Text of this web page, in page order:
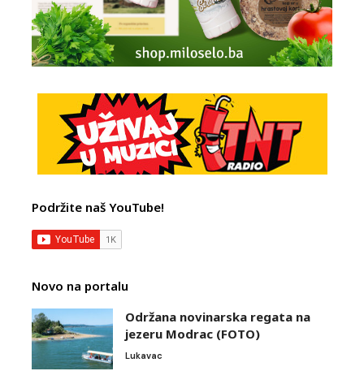
Podržite naš YouTube!
Novo na portalu
Održana novinarska regata na
jezeru Modrac (FOTO)
Lukavac